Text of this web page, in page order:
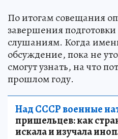
По итогам совещания
завершения
слушаниям. Когда
обсуждение, пока не
смогут узнать, на что
прошлом году.
Над СССР военные
пришельцев: как
искала и изучала